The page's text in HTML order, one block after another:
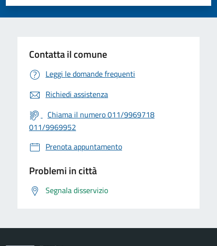
Valuta 5 stelle su 5
Valuta 4 stelle su 5
Valuta 3 stelle su 5
Valuta 2 stelle su 5
Valuta 1 stelle su 5
Contatta il comune
Leggi le domande frequenti
Richiedi assistenza
Chiama il numero 011/9969718
011/9969952
Prenota appuntamento
Problemi in città
Segnala disservizio